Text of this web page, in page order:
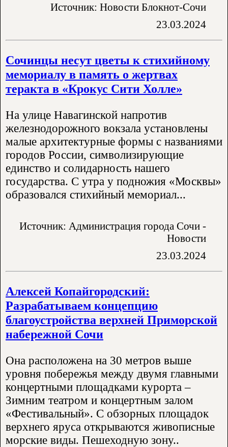
Источник: Новости Блокнот-Сочи
23.03.2024
Сочинцы несут цветы к стихийному
мемориалу в память о жертвах
теракта в «Крокус Сити Холле»
На улице Навагинской напротив
железнодорожного вокзала установлены
малые архитектурные формы с названиями
городов России, символизирующие
единство и солидарность нашего
государства. С утра у подножия «Москвы»
образовался стихийный мемориал...
Источник: Администрация города Сочи -
Новости
23.03.2024
Алексей Копайгородский:
Разрабатываем концепцию
благоустройства верхней Приморской
набережной Сочи
Она расположена на 30 метров выше
уровня побережья между двумя главными
концертными площадками курорта –
Зимним театром и концертным залом
«Фестивальный». С обзорных площадок
верхнего яруса открываются живописные
морские виды. Пешеходную зону..